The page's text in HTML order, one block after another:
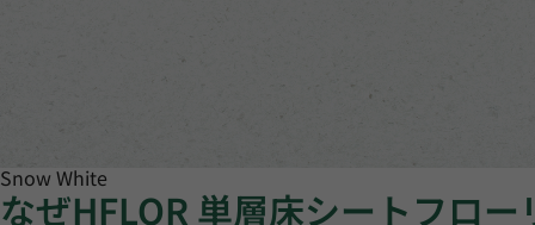
Snow White
なぜHFLOR 単層床シートフロ